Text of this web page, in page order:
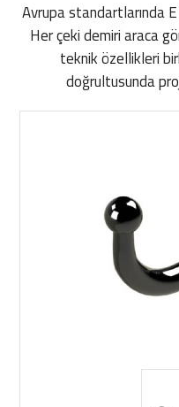
Avrupa standartlarında
Her çeki demiri araca
teknik özellikleri
doğrultusunda